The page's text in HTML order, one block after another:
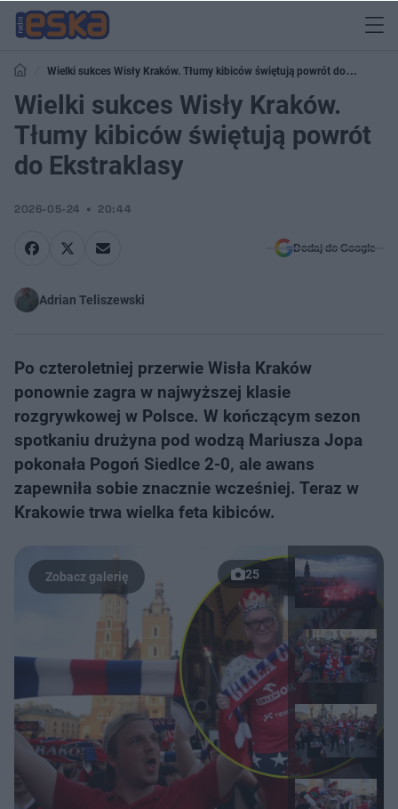
Wielki sukces Wisły Kraków. Tłumy kibiców świętują powrót do
Ekstraklasy
Wielki sukces Wisły Kraków.
Tłumy kibiców świętują powrót
do Ekstraklasy
2026-05-24 20:44
Dodaj do Google
Adrian Teliszewski
Po czteroletniej przerwie Wisła Kraków
ponownie zagra w najwyższej klasie
rozgrywkowej w Polsce. W kończącym sezon
spotkaniu drużyna pod wodzą Mariusza Jopa
pokonała Pogoń Siedlce 2-0, ale awans
zapewniła sobie znacznie wcześniej. Teraz w
Krakowie trwa wielka feta kibiców.
25